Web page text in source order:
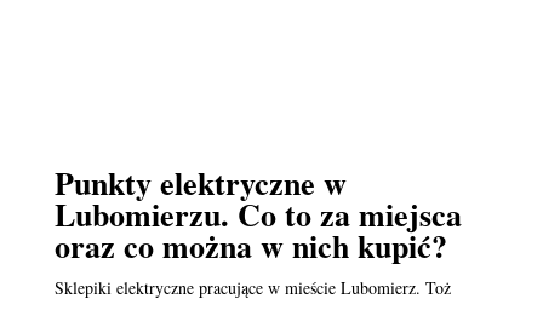
Punkty elektryczne w
Lubomierzu. Co to za miejsca
oraz co można w nich kupić?
Sklepiki elektryczne pracujące w mieście Lubomierz. Toż